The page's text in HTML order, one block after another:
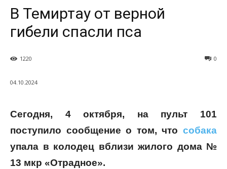
В Темиртау от верной
гибели спасли пса
0
1220
04.10.2024
Сегодня, 4 октября, на пульт 101
поступило сообщение о том, что собака
упала в колодец вблизи жилого дома №
13 мкр «Отрадное».